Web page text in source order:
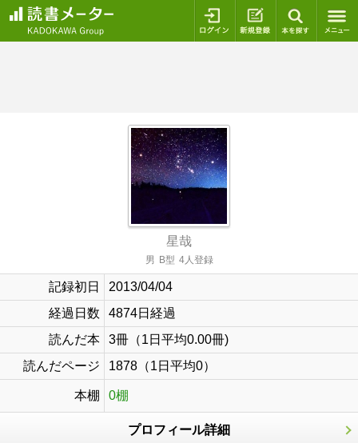
ログイン 新規登録
星哉
男 B型 4人登録
記録初日
2013/04/04
経過日数
4874日経過
読んだ本
3冊（1日平均0.00冊)
読んだページ
1878（1日平均0）
本棚 0棚
プロフィール詳細